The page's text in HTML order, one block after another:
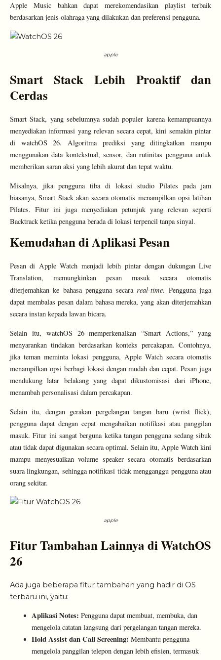
Apple Music bahkan dapat merekomendasikan playlist terbaik
berdasarkan jenis olahraga yang dilakukan dan preferensi pengguna.
apple
Smart Stack Lebih Proaktif dan
Cerdas
Smart Stack, yang sebelumnya sudah populer karena kemampuannya
menyediakan informasi yang relevan secara cepat, kini semakin pintar
di watchOS 26. Algoritma prediksi yang ditingkatkan mampu
menggunakan data kontekstual, sensor, dan rutinitas pengguna untuk
memberikan saran aksi yang lebih akurat dan tepat waktu.
Misalnya, jika pengguna tiba di lokasi studio Pilates pada jam
biasanya, Smart Stack akan secara otomatis menampilkan opsi latihan
Pilates. Fitur ini juga menyediakan petunjuk yang relevan seperti
Backtrack ketika pengguna berada di lokasi terpencil tanpa sinyal.
Kemudahan di Aplikasi Pesan
Pesan di Apple Watch menjadi lebih pintar dengan dukungan Live
Translation, memungkinkan pesan masuk secara otomatis
diterjemahkan ke bahasa pengguna secarareal-time. Pengguna juga
dapat membalas pesan dalam bahasa mereka, yang akan diterjemahkan
secara instan kepada lawan bicara.
Selain itu, watchOS 26 memperkenalkan “Smart Actions,” yang
menyarankan tindakan berdasarkan konteks percakapan. Contohnya,
jika teman meminta lokasi pengguna, Apple Watch secara otomatis
menampilkan opsi berbagi lokasi dengan mudah dan cepat. Pesan juga
mendukung latar belakang yang dapat dikustomisasi dari iPhone,
menambah personalisasi dalam percakapan.
Selain itu, dengan gerakan pergelangan tangan baru (wrist flick),
pengguna dapat dengan cepat mengabaikan notifikasi atau panggilan
masuk. Fitur ini sangat berguna ketika tangan pengguna sedang sibuk
atau tidak dapat digunakan secara optimal. Selain itu, Apple Watch kini
mampu menyesuaikan volume speaker secara otomatis berdasarkan
suara lingkungan, sehingga notifikasi tidak mengganggu pengguna atau
orang sekitar.
apple
Fitur Tambahan Lainnya di WatchOS
26
Ada juga beberapa fitur tambahan yang hadir di OS
terbaru ini, yaitu:
Aplikasi Notes: Pengguna dapat membuat, membuka, dan
mengelola catatan langsung dari pergelangan tangan mereka.
Hold Assist dan Call Screening: Membantu pengguna
mengelola panggilan telepon dengan lebih efisien, termasuk